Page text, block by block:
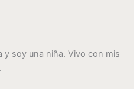
y soy una niña. Vivo con mis